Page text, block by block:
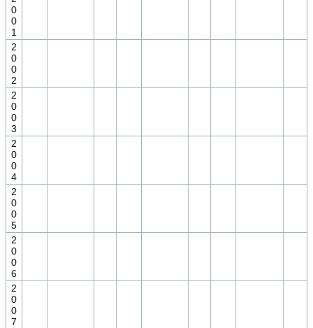
0
0
1
2
0
0
2
2
0
0
3
2
0
0
4
2
0
0
5
2
0
0
6
2
0
0
7